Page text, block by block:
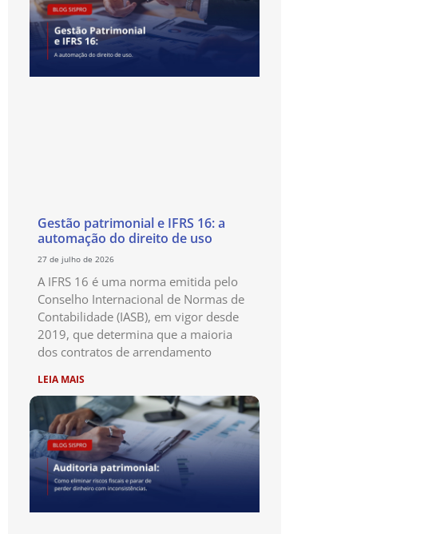
Gestão patrimonial e IFRS 16: a
automação do direito de uso
27 de julho de 2026
A IFRS 16 é uma norma emitida pelo
Conselho Internacional de Normas de
Contabilidade (IASB), em vigor desde
2019, que determina que a maioria
dos contratos de arrendamento
LEIA MAIS